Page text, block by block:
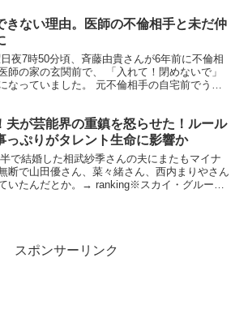
きない理由。医師の不倫相手と未だ仲
夜7時50分頃、斉藤由貴さんが6年前に不倫相
師の家の玄関前で、 「入れて！閉めないで」
なっていました。 元不倫相手の自宅前でうず
夫が芸能界の重鎮を怒らせた！ルール
っぷりがタレント生命に影響か
で結婚した相武紗季さんの夫にまたもマイナ
断で山田優さん、菜々緒さん、西内まりやさん
いたんだとか。→ ranking※スカイ・グループ
スポンサーリンク